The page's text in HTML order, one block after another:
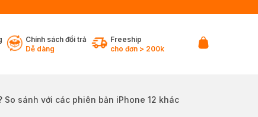
Chính sách đổi trả
Dễ dàng
Freeship
cho đơn > 200k
So sánh với các phiên bản iPhone 12 khác